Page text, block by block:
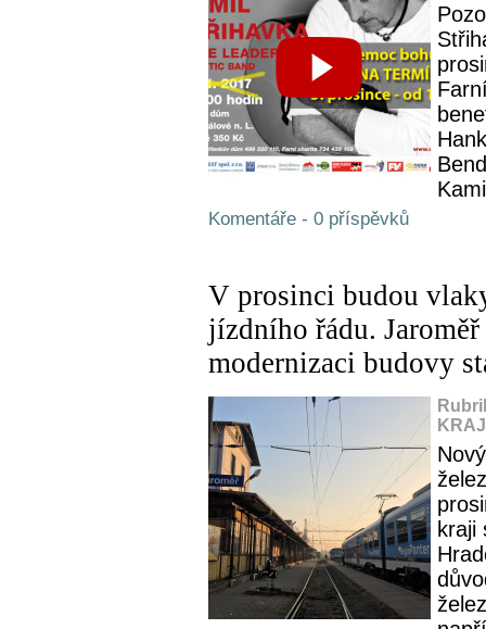
Komentáře - 0 příspěvků
V prosinci budou
jízdního řádu.
modernizaci budovy
kraji